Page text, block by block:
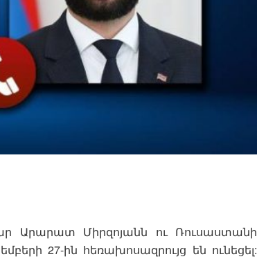
Արարատ Միրզոյանն ու Ռուսաստանի
27-ին հեռախոսազրույց են ունեցել: